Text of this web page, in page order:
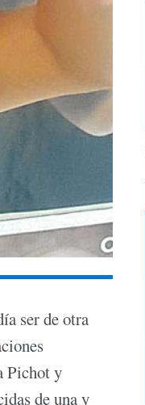
ser de otra
Pichot y
de una y